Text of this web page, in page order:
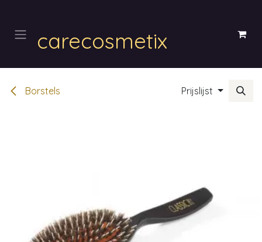
carecosmetix
Borstels Prijslijst